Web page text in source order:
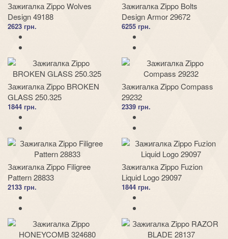
Зажигалка Zippo Wolves
Design 49188
2623 грн.
Зажигалка Zippo Bolts
Design Armor 29672
6255 грн.
Зажигалка Zippo BROKEN
GLASS 250.325
1844 грн.
Зажигалка Zippo Compass
29232
2339 грн.
Зажигалка Zippo Filigree
Pattern 28833
2133 грн.
Зажигалка Zippo Fuzion
Liquid Logo 29097
1844 грн.